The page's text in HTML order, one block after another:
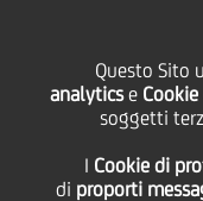
Questo Sito
analyticse
soggetti
I Cookie di
di proporti
Da